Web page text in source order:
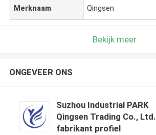
Merknaam Qingsen
Bekijk meer
ONGEVEER ONS
Suzhou Industrial PARK
Qingsen Trading Co., Ltd.
fabrikant profiel